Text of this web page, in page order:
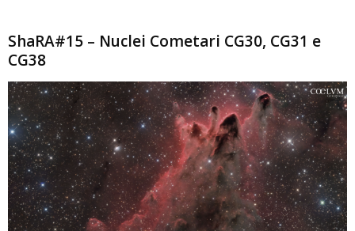
ShaRA#15 – Nuclei Cometari CG30, CG31 e
CG38